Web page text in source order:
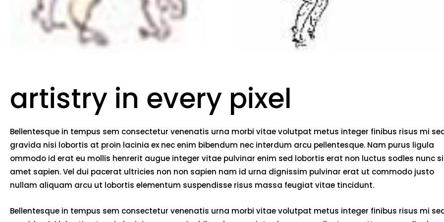
artistry in every pixel
Bellentesque in tempus sem consectetur venenatis urna morbi vitae volutpat metus integer finibus risus mi
gravida nisi lobortis at proin lacinia ex nec enim bibendum nec interdum arcu pellentesque. Nam purus ligula
ommodo id erat eu mollis henrerit augue integer vitae pulvinar enim sed lobortis erat non luctus sodles nunc
amet sapien. Vel dui pacerat ultricies non non sapien nam id urna dignissim pulvinar erat ut commodo justo
nullam aliquam arcu ut lobortis elementum suspendisse risus massa feugiat vitae tincidunt.
Bellentesque in tempus sem consectetur venenatis urna morbi vitae volutpat metus integer finibus risus mi